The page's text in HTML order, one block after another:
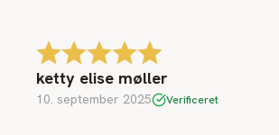
ketty elise møller
10. september 2025 Verificeret